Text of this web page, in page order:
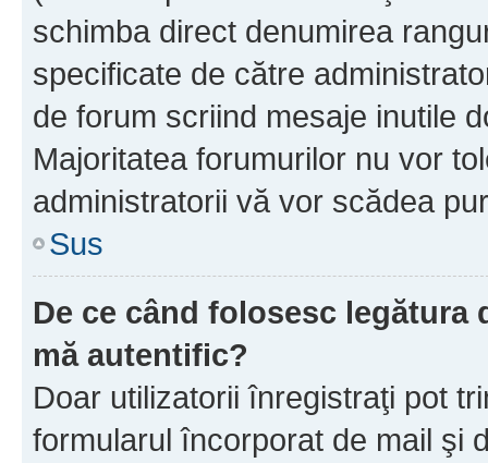
schimba direct denumirea
specificate de către
de forum scriind mesaje inutile
Majoritatea forumurilor nu vor
administratorii vă vor scădea
Sus
De ce când folosesc
mă autentific?
Doar utilizatorii înregistraţi pot
formularul încorporat de mail şi